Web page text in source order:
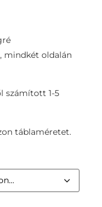
mindkét oldalán
számított 1-5
táblaméretet.